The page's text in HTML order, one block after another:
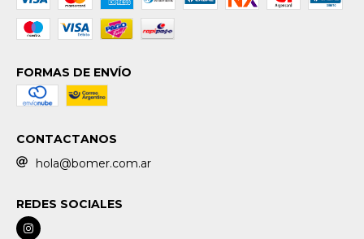
FORMAS DE ENVÍO
CONTACTANOS
hola@bomer.com.ar
REDES SOCIALES